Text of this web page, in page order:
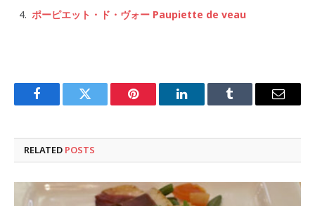
ポーピエット・ド・ヴォー Paupiette de veau
FacebookTwitter Pinterest LinkedInTumblr Email
RELATED POSTS